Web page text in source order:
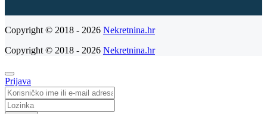
Copyright © 2018 - 2026 Nekretnina.hr
Copyright © 2018 - 2026 Nekretnina.hr
Prijava